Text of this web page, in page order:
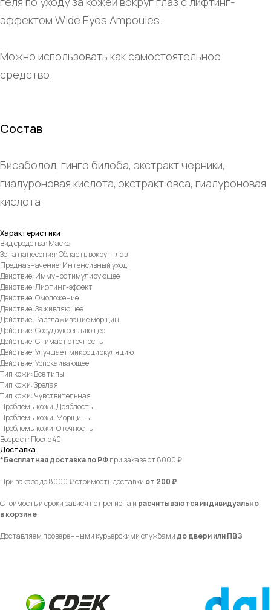
эффектом Wide Eyes Ampoules.
Можно использовать как самостоятельное
средство.
Состав
Бисаболол, гинго билоба, экстракт черники,
гиалуроновая кислота, экстракт овса, гиалуроновая
кислота
Характеристики
Вид средства: Маска
Зона нанесения: Область вокруг глаз
Предназначение: Интенсивный уход
Действие: Иммуностимулирующее
Действие: Лифтинг-эффект
Действие: Омоложение
Действие: Заживляющее
Действие: Разглаживание морщин
Действие: Сосудоукрепляющее
Действие: Снимает отечность
Действие: Улучшает микроциркуляцию
Действие: Успокаивающее
Тип кожи: Все типы
Тип кожи: Зрелая
Тип кожи: Чувствительная
Проблемы кожи: Дряблость
Проблемы кожи: Морщины
Проблемы кожи: Отечность
Возраст: После 40
Доставка
*Бесплатная доставка по РФпри заказе от 8000 ₽
При заказе до 8000 ₽ стоимость доставки от 200 ₽
Стоимость и сроки зависят от региона и расчитываются индивидуально
в корзине
Доставляем проверенными курьерскими службами до двери или ПВЗ